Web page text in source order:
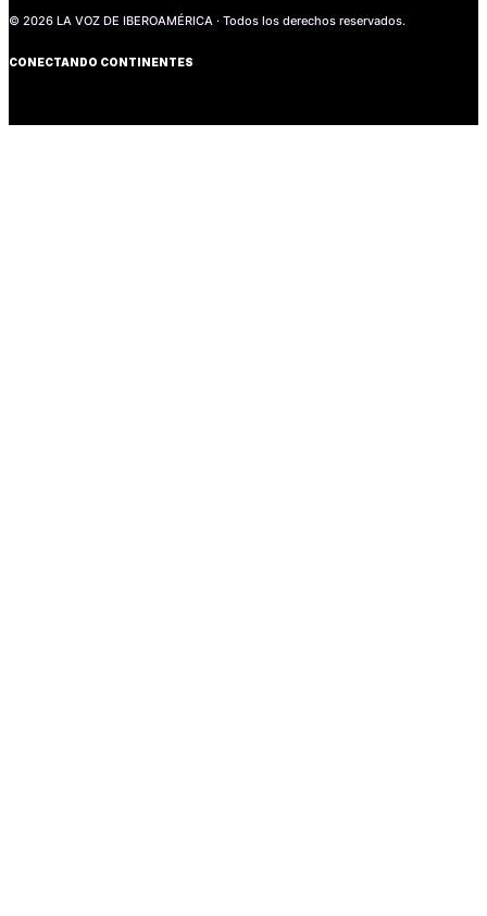
© 2026 LA VOZ DE IBEROAMÉRICA · Todos los derechos reservados.
CONECTANDO CONTINENTES